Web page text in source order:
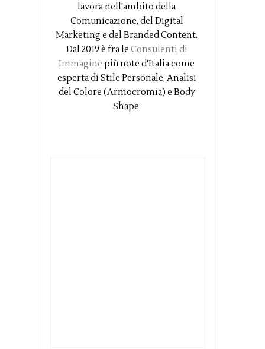
lavora nell'ambito della
Comunicazione, del Digital
Marketing e del Branded Content.
Dal 2019 è fra le Consulenti di
Immagine più note d'Italia come
esperta di Stile Personale, Analisi
del Colore (Armocromia) e Body
Shape.